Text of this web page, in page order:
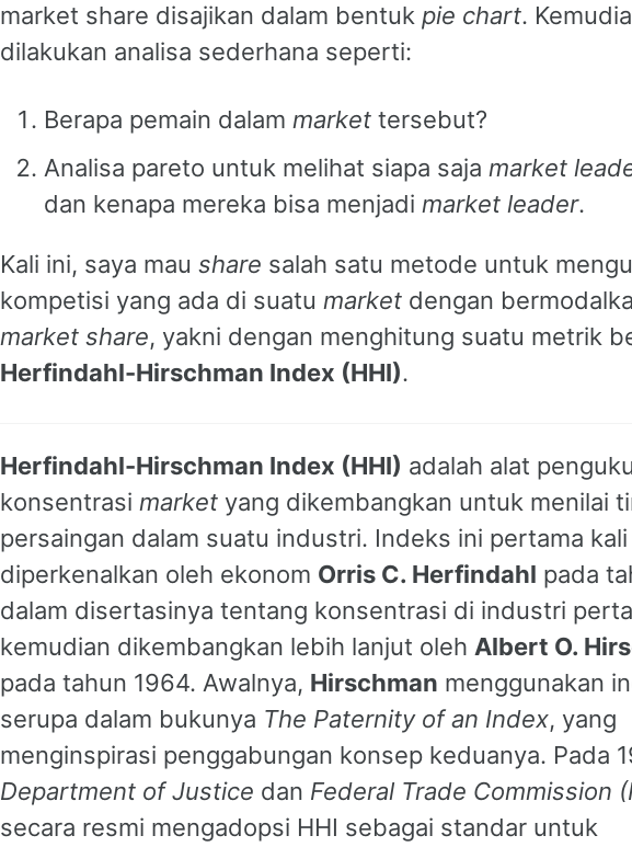
market share disajikan dalam bentuk pie chart.
dilakukan analisa sederhana seperti:
Berapa pemain dalam market tersebut?
Analisa pareto untuk melihat siapa saja market
dan kenapa mereka bisa menjadi market leader.
Kali ini, saya mau share salah satu metode untuk
kompetisi yang ada di suatu market dengan
market share, yakni dengan menghitung suatu metrik
Herfindahl-Hirschman Index (HHI).
Herfindahl-Hirschman Index (HHI) adalah alat
konsentrasi market yang dikembangkan untuk menilai
persaingan dalam suatu industri. Indeks ini pertama kali
diperkenalkan oleh ekonom Orris C. Herfindahl pada
dalam disertasinya tentang konsentrasi di industri
kemudian dikembangkan lebih lanjut oleh Albert O.
pada tahun 1964. Awalnya, Hirschman menggunakan
serupa dalam bukunya The Paternity of an Index, yang
menginspirasi penggabungan konsep keduanya. Pada
Department of Justice dan Federal Trade Commission
secara resmi mengadopsi HHI sebagai standar untuk